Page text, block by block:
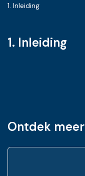
1. Inleiding
1. Inleiding
Ontdek meer